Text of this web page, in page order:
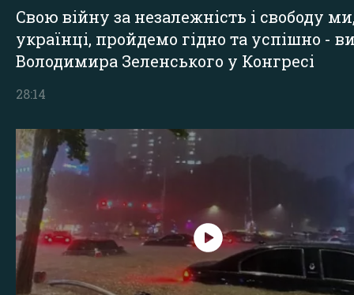
Свою війну за незалежність і свободу
українці, пройдемо гідно та успішно -
Володимира Зеленського у Конгресі
28:14